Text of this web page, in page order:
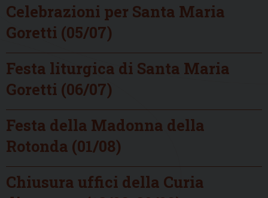
Celebrazioni per Santa Maria
Goretti (05/07)
Festa liturgica di Santa Maria
Goretti (06/07)
Festa della Madonna della
Rotonda (01/08)
Chiusura uffici della Curia